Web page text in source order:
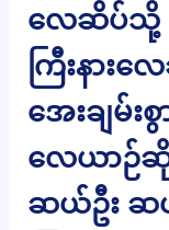
လေဆိပ်သို့
ကြီးနာ
အေးချမ်း
လေယာဉ်
ဆယ်ဦး ဆ